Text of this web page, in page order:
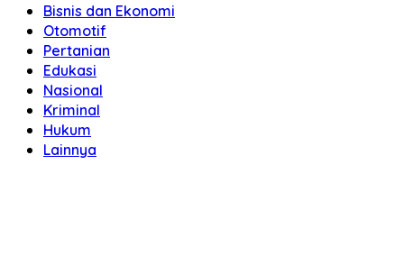
Bisnis dan Ekonomi
Otomotif
Pertanian
Edukasi
Nasional
Kriminal
Hukum
Lainnya